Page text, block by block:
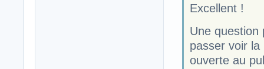
Excellent !
Une question
passer voir
ouverte au